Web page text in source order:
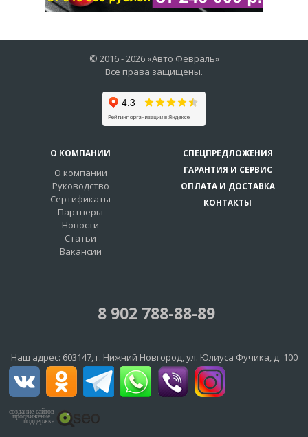
© 2016 -2026 «Авто Февраль»
Все права защищены.
О КОМПАНИИ
О компании
Руководство
Сертификаты
Партнеры
Новости
Статьи
Вакансии
СПЕЦПРЕДЛОЖЕНИЯ
ГАРАНТИЯ И СЕРВИС
ОПЛАТА И ДОСТАВКА
КОНТАКТЫ
8 902 788-88-89
Наш адрес: 603147, г. Нижний Новгород,ул. Юлиуса Фучика, д. 100
создание сайтов
продвижение
поддержка